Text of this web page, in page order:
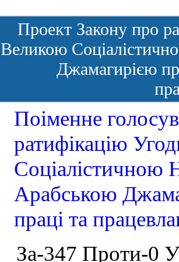
Проект Закону про
Великою
Джамагирією
Поіменне
ратифікацію
Соціалістичною
Арабською
праці та
За-347 Проти-0